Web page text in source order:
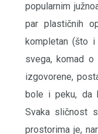
popularnim
par plastičnih
kompletan (što
svega, komad o
izgovorene,
bole i peku, da
Svaka sličnost
prostorima je,